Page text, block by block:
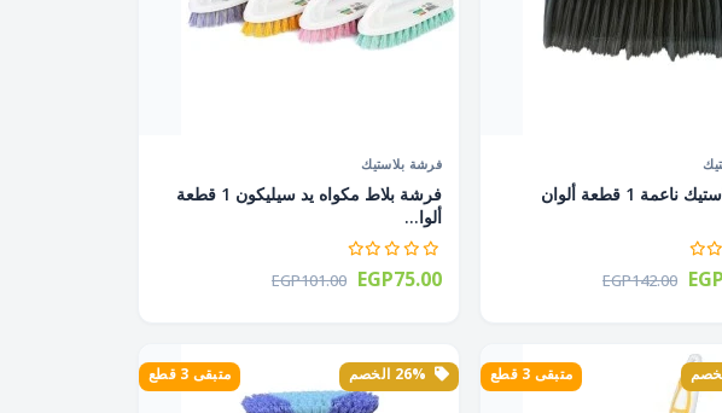
فرشة بلاستيك ناعمة 1 قطعة ألوان
EGP142.00
فرشة بلاستيك
فرشة بلاط مكواه يد سيليكون 1 قطعة
ألوا...
EGP101.00 EGP75.00
متبقى 3 قطع متبقى 3 قطع